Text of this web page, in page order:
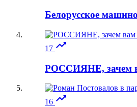
Белорусское
17 
РОССИЯНЕ, зачем
16 